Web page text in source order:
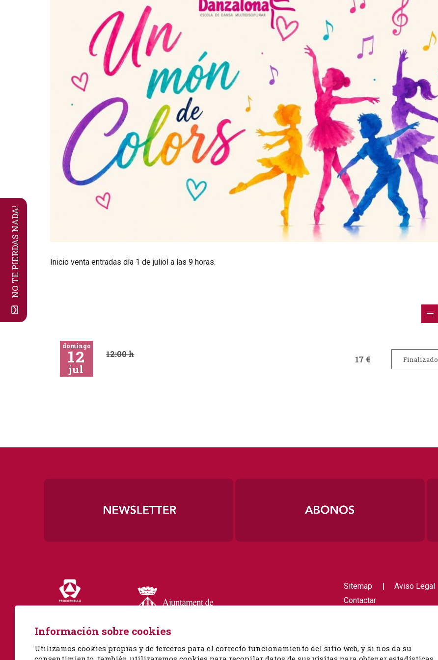
NO TE PIERDAS NADA! Inicio venta entradas día 1 de juliol a las 9 horas.
domingo
12
jul
12:00 h
17 € Finalizado
Sitemap | Aviso Legal
Contactar
Información sobre cookies
Utilizamos cookies propias y de terceros para el correcto funcionamiento del sitio web, y si nos da su